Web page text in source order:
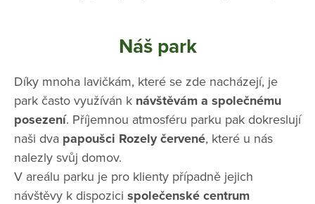
Náš park
Díky mnoha lavičkám, které se zde nacházejí, je
park často využíván k návštěvám a společnému
posezení. Příjemnou atmosféru parku pak dokreslují
naši dva papoušci Rozely červené, které u nás
nalezly svůj domov.
V areálu parku je pro klienty případně jejich
návštěvy k dispozici společenské centrum